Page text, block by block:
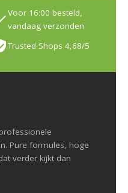
Voor 16:00 besteld,
vandaag verzonden
Trusted Shops 4,68/5
Pure formules, hoge
verder kijkt dan